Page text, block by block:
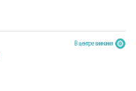
В центре внимания